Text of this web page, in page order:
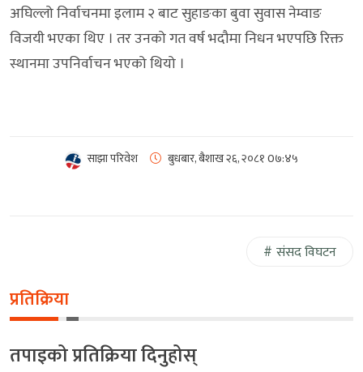
अघिल्लो निर्वाचनमा इलाम २ बाट सुहाङका बुवा सुवास नेम्वाङ
विजयी भएका थिए । तर उनको गत वर्ष भदौमा निधन भएपछि रिक्त
स्थानमा उपनिर्वाचन भएको थियो ।
साझा परिवेश बुधबार, बैशाख २६, २०८१0७:४५
संसद विघटन
प्रतिक्रिया
तपाइको प्रतिक्रिया दिनुहोस्